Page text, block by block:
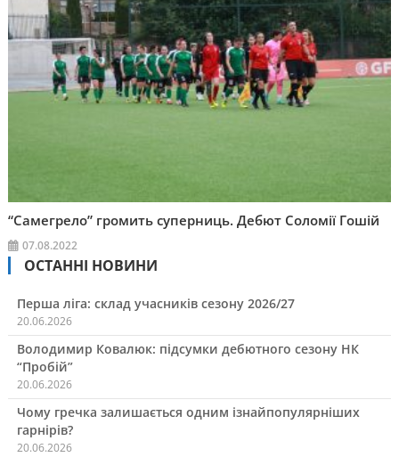
“Самегрело” громить суперниць. Дебют Соломії Гошій
07.08.2022
ОСТАННІ НОВИНИ
Перша ліга: склад учасників сезону 2026/27
20.06.2026
Володимир Ковалюк: підсумки дебютного сезону НК
“Пробій”
20.06.2026
Чому гречка залишається одним ізнайпопулярніших
гарнірів?
20.06.2026